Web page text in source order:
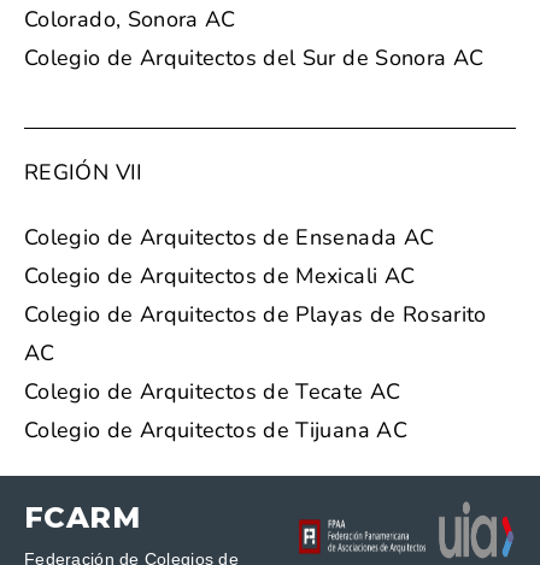
Colorado, Sonora AC
Colegio de Arquitectos del Sur de Sonora AC
REGIÓN VII
Colegio de Arquitectos de Ensenada AC
Colegio de Arquitectos de Mexicali AC
Colegio de Arquitectos de Playas de Rosarito
AC
Colegio de Arquitectos de Tecate AC
Colegio de Arquitectos de Tijuana AC
FCARM
Federación de Colegios de